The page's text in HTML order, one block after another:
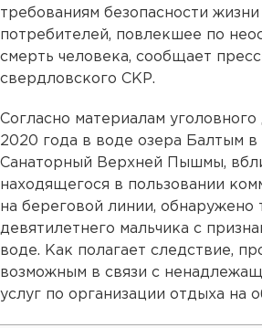
требованиям безопасности
потребителей, повлекшее по
смерть человека, сообщает
свердловского СКР.
Согласно материалам
2020 года в воде озера Балтым в
Санаторный Верхней Пышмы,
находящегося в пользовании
на береговой линии, обнаружено
девятилетнего мальчика с
воде. Как полагает следствие,
возможным в связи с
услуг по организации отдыха на